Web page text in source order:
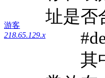
游客
218.65.129.x
址是否
其中